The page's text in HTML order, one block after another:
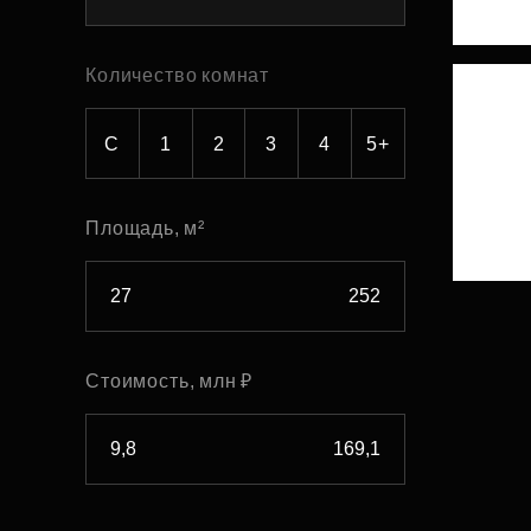
Рефинансирование
Количество комнат
С 1 2 3 4 5+
Площадь, м²
Стоимость, млн ₽